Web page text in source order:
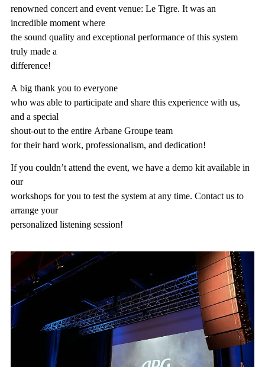
renowned concert and event venue: Le Tigre. It was an
incredible moment where
the sound quality and exceptional performance of this system
truly made a
difference!
A big thank you to everyone
who was able to participate and share this experience with us,
and a special
shout-out to the entire Arbane Groupe team
for their hard work, professionalism, and dedication!
If you couldn’t attend the event, we have a demo kit available in
our
workshops for you to test the system at any time. Contact us to
arrange your
personalized listening session!